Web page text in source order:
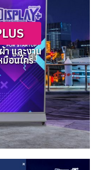
า และงาน
มือนใคร